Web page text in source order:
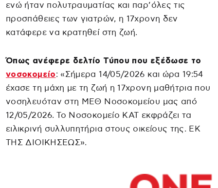
ενώ ήταν πολυτραυματίας και παρ’όλες τις
προσπάθειες των γιατρών, η 17χρονη δεν
κατάφερε να κρατηθεί στη ζωή.
Όπως ανέφερε δελτίο Τύπου που εξέδωσε το
νοσοκομείο: «Σήμερα 14/05/2026 και ώρα 19:54
έχασε τη μάχη με τη ζωή η 17χρονη μαθήτρια που
νοσηλευόταν στη ΜΕΘ Νοσοκομείου μας από
12/05/2026. Το Νοσοκομείο ΚΑΤ εκφράζει τα
ειλικρινή συλλυπητήρια στους οικείους της. ΕΚ
ΤΗΣ ΔΙΟΙΚΗΣΕΩΣ».